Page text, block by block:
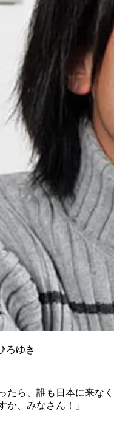
ろゆき
たら、誰も日本に来なく
、みなさん！」